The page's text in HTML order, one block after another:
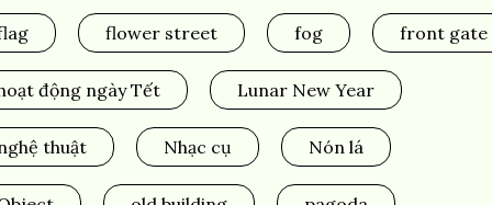
flower street fog front gate
động ngày Tết Lunar New Year
thuật Nhạc cụ Nón lá